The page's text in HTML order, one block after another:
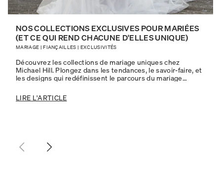
NOS COLLECTIONS EXCLUSIVES POUR MARIÉES
(ET CE QUI REND CHACUNE D'ELLES UNIQUE)
MARIAGE |FIANÇAILLES | EXCLUSIVITÉS
Découvrez les collections de mariage uniques chez
Michael Hill. Plongez dans les tendances, le savoir-faire, et
les designs qui redéfinissent le parcours du mariage
LIRE L'ARTICLE